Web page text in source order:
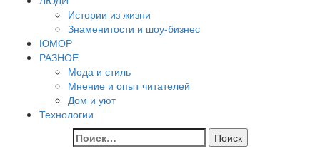
Истории из жизни
Знаменитости и шоу-бизнес
ЮМОР
РАЗНОЕ
Мода и стиль
Мнение и опыт читателей
Дом и уют
Технологии
Найти: